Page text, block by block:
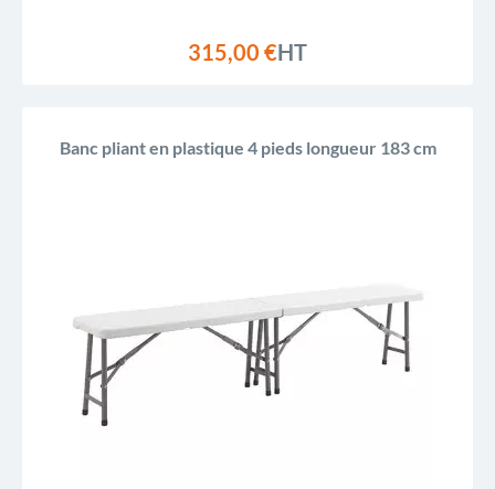
315,00 €HT
Banc pliant en plastique 4 pieds longueur 183 cm